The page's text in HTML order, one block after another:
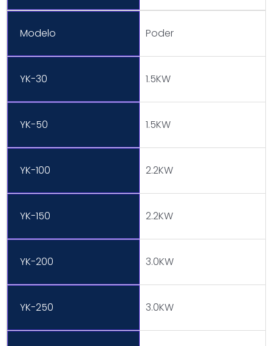
Modelo Poder
YK-30 1.5KW
YK-50 1.5KW
YK-100 2.2KW
YK-150 2.2KW
YK-200 3.0KW
YK-250 3.0KW